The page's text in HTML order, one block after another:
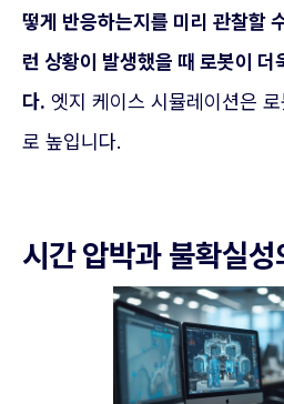
떻게 반응하는지를 미리 관찰할
런 상황이 발생했을 때 로봇이 더
다. 엣지 케이스 시뮬레이션은
로 높입니다.
시간 압박과 불확실성